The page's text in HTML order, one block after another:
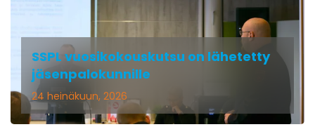
SSPL vuosikokouskutsu on lähetetty
jäsenpalokunnille
24 heinäkuun, 2026